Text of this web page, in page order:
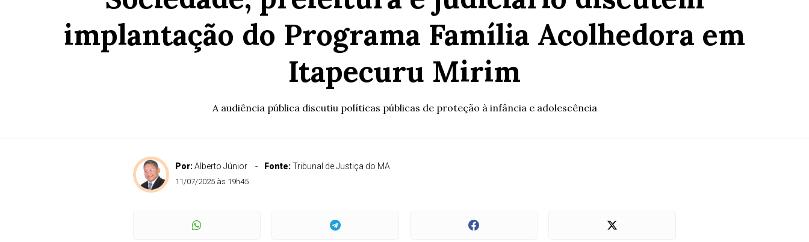
implantação do Programa Família Acolhedora em
Itapecuru Mirim
A audiência pública discutiu políticas públicas de proteção à infância e adolescência
Por:Alberto Júnior Fonte:Tribunal de Justiça do MA
11/07/2025 às 19h45